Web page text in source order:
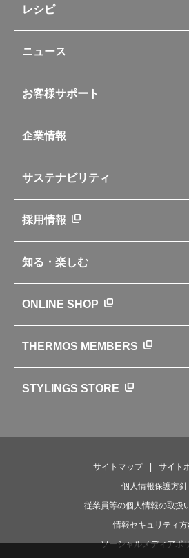
キッチン用品
ポット・アイスペール
コーヒーメーカー
ソフトクーラー・バッグ
自転車専用ボトル
アパレル小物
新製品一覧
カタログ
レシピ
フライパンレシピ
シャトルシェフレシピ
スープジャーレシピ
イージースモーカーレシピ
レシピ本のご紹介
ニュース
お客様サポート
交換用部品の購入方法
部品の種類や販売状況を調べる
よくあるご質問・お問い合わせ
企業情報
企業理念
会社概要
ニュース
世界のサーモス
サーモスの歴史
サステナビリティ
採用情報
知る・楽しむ
クラブサーモス
WEBマガジン
お弁当にエールを込めて
ONLINE SHOP
THERMOS MEMBERS
STYLINGS STORE
サイトマップ
サイト
個人情報保護方針
従業員等の個人情報の取扱
情報セキュリティ
ソーシャルメディアポ